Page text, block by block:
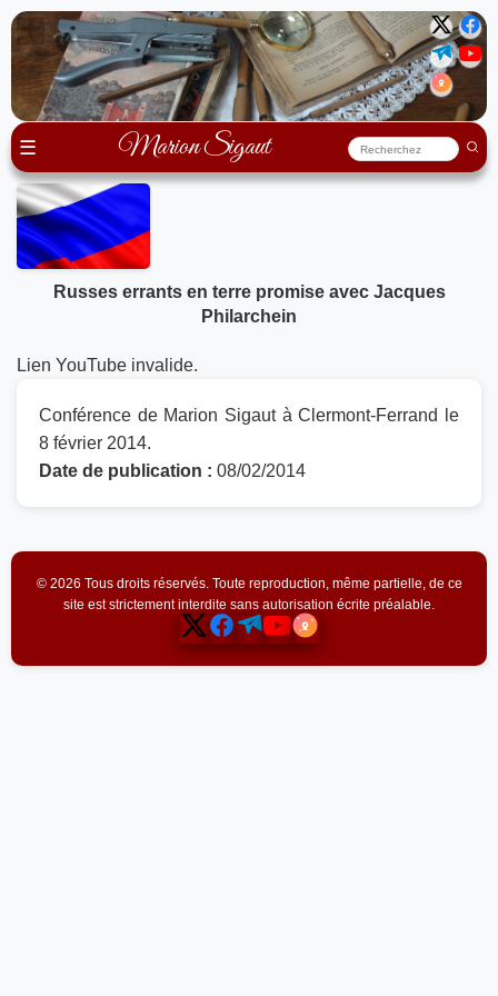
☰ Marion Sigaut
Russes errants en terre promise avec Jacques
Philarchein
Lien YouTube invalide.
Conférence de Marion Sigaut à Clermont-Ferrand le
8 février 2014.
Date de publication : 08/02/2014
© 2026 Tous droits réservés. Toute reproduction, même partielle, de ce
site est strictement interdite sans autorisation écrite préalable.